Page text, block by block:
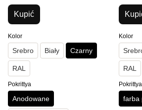
Kupić
Kolor
Srebro Biały Czarny
RAL
Pokrittya
Anodowane
Kolor
RAL
Pokrittya
farba